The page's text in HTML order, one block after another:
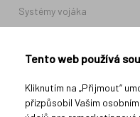
Systémy vojáka
Optické systémy pro
Optické systémy pro další
Tento web používá
Kliknutím na „Přijmout“
přizpůsobil Vašim